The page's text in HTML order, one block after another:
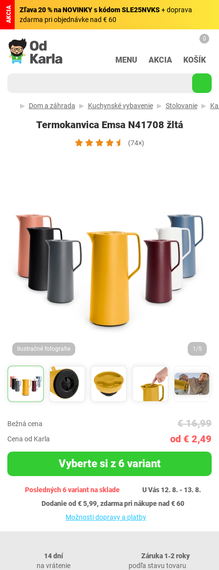
AKCIA Zľava 20 % na NOVINKY s kódom SLE25NVKS+ doprava
zdarma pri objednávke nad € 60
MENU AKCIA
0
KOŠÍK
Dom a záhrada Kuchynské vybavenie Stolovanie
Termokanvica Emsa N41708 žltá
(74×)
Ilustračné fotografie 1/5
Bežná cena € 16,99
Cena od Karla od € 2,49
Vyberte si z 6 variant
Posledných 6 variant na sklade
U Vás 12. 8. - 13. 8.
Dodanie od € 5,99, zdarma pri nákupe nad € 60
Možnosti dopravy a platby
14 dní
na vrátenie
Záruka 1‐2 roky
podľa stavu tovaru